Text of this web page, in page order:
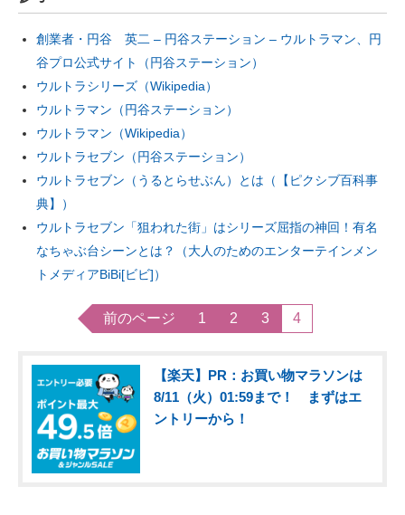
創業者・円谷 英二 – 円谷ステーション – ウルトラマン、円
谷プロ公式サイト（円谷ステーション）
ウルトラシリーズ（Wikipedia）
ウルトラマン（円谷ステーション）
ウルトラマン（Wikipedia）
ウルトラセブン（円谷ステーション）
ウルトラセブン（うるとらせぶん）とは（【ピクシブ百科事
典】）
ウルトラセブン「狙われた街」はシリーズ屈指の神回！有名
なちゃぶ台シーンとは？（大人のためのエンターテインメン
トメディアBiBi[ビビ]）
前のページ 1 2 3 4
【楽天】PR：お買い物マラソンは
8/11（火）01:59まで！ まずはエ
ントリーから！